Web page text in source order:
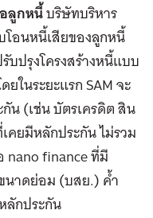
ลูกหนี้บริษัทบริหาร
อนหนี้เสียของลูกหนี้
บปรุงโครงสร้างหนี้แบบ
ในระยะแรก SAM จะ
น (เช่น บัตรเครดิต สิน
ยมีหลักประกัน ไม่รวม
nano finance ที่มี
นาดย่อม (บสย.) ค้ำ
ลักประกัน